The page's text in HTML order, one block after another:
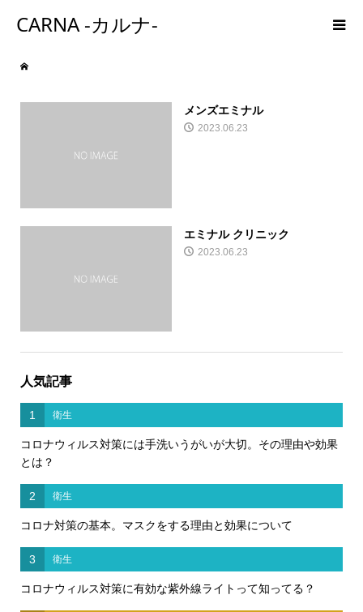
CARNA -カルナ-
メンズエミナル
2023.06.23
エミナル クリニック
2023.06.23
人気記事
1 衛生
コロナウィルス対策には手洗いうがいが大切。その理由や効果
とは？
2 衛生
コロナ対策の基本。マスクをする理由と効果について
3 衛生
コロナウィルス対策に有効な紫外線ライトって知ってる？